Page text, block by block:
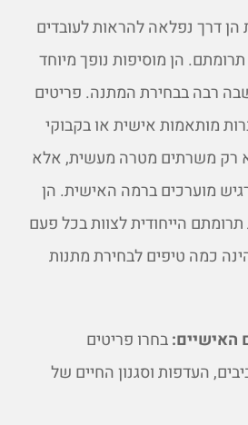
דרך נפלאה להראות לעובדים
הן מוסיפות נופך מיוחד
רבה בבחירת המתנה. פריטים
מותאמות אישית או בקבוקי
רק משרתים מטרה מעשית, אלא
מוערכים ברמה האישית. הן
הייחודית לצוות בכל פעם
כמה טיפים לבחירת מתנות
האישיים:בחרו פריטים
העדפות וסגנון החיים של